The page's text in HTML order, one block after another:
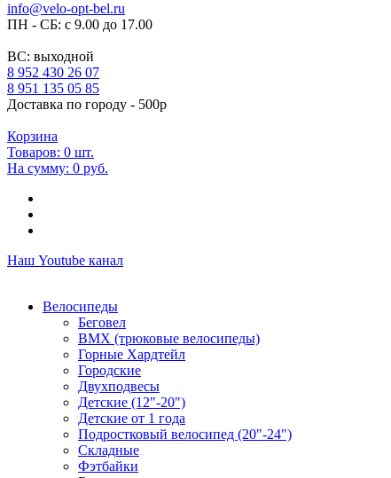
info@velo-opt-bel.ru
ПН - СБ: с 9.00 до 17.00
ВС: выходной
8 952 430 26 07
8 951 135 05 85
Доставка по городу - 500р
Корзина
Товаров: 0 шт.
На сумму: 0 руб.
Наш Youtube канал
Велосипеды
Беговел
ВМХ (трюковые велосипеды)
Горные Хардтейл
Городские
Двухподвесы
Детские (12"-20")
Детские от 1 года
Подростковый велосипед (20"-24")
Складные
Фэтбайки